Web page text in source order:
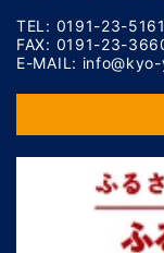
TEL: 0191-23-5161
FAX: 0191-23-
E-MAIL: